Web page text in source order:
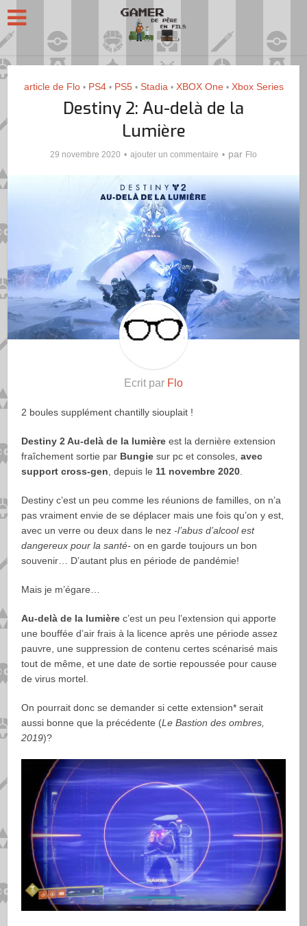
article de Flo • PS4 • PS5 • Stadia • XBOX One • Xbox Series
Destiny 2: Au-delà de la
Lumière
29 novembre 2020 ajouter un commentaire par Flo
Ecrit par Flo
2 boules supplément chantilly siouplait !
Destiny 2 Au-delà de la lumière est la dernière extension
fraîchement sortie par Bungie sur pc et consoles,avec
support cross-gen, depuis le11 novembre 2020.
Destiny c’est un peu comme les réunions de familles, on n’a
pas vraiment envie de se déplacer mais une fois qu’on y est,
avec un verre ou deux dans le nez-l’abus d’alcool est
dangereux pour la santé- on en garde toujours un bon
souvenir… D’autant plus en période de pandémie!
Mais je m’égare…
Au-delà de la lumièrec’est un peu l’extension qui apporte
une bouffée d’air frais à la licence après une période assez
pauvre, une suppression de contenu certes scénarisé mais
tout de même, et une date de sortie repoussée pour cause
de virus mortel.
On pourrait donc se demander si cette extension* serait
aussi bonne que la précédente (Le Bastion des ombres,
2019)?